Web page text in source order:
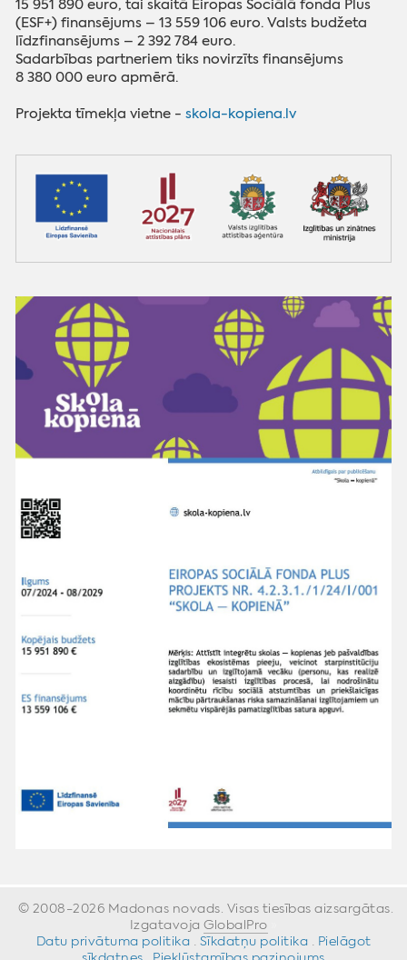
15 951 890 euro, tai skaitā Eiropas Sociālā fonda Plus
(ESF+) finansējums – 13 559 106 euro. Valsts budžeta
līdzfinansējums – 2 392 784 euro.
Sadarbības partneriem tiks novirzīts finansējums
8 380 000 euro apmērā.
Projekta tīmekļa vietne -skola-kopiena.lv
© 2008-2026 Madonas novads. Visas tiesības aizsargātas.
Izgatavoja GlobalPro
Datu privātuma politika
Sīkdatņu politika
Pielāgot